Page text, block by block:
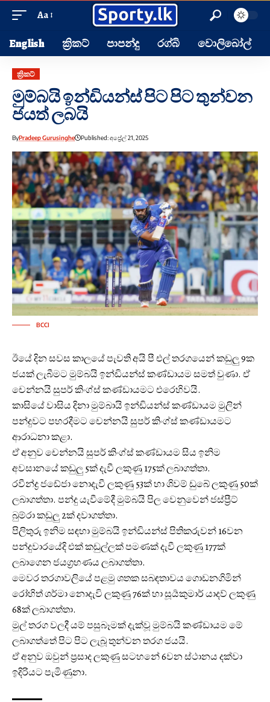
Aa
English ක්‍රිකට් පාපන්දු රග්බි වොලිබෝල්
ක්‍රිකට්
මුම්බයි ඉන්ඩියන්ස් පිට පිට තුන්වන
ජයත් ලබයි
ByPradeep Gurusinghe Published: අප්‍රේල් 21, 2025
BCCI
ඊයේ දින සවස කාලයේ පැවති අයි පී එල් තරගයෙන් කඩුලු 9ක
ජයක් ලැබීමට මුම්බයි ඉන්ඩියන්ස් කණ්ඩායම සමත් වුණා. ඒ
චෙන්නයි සුපර් කිංග්ස් කණ්ඩායමට එරෙහිවයි.
කාසියේ වාසිය දිනා මුම්බායි ඉන්ඩියන්ස් කණ්ඩායම මුලින්
පන්දුවට පහරදීමට චෙන්නයි සුපර් කිංග්ස් කණ්ඩායමට
ආරාධනා කළා.
ඒ අනුව චෙන්නයි සුපර් කිංග්ස් කණ්ඩායම සිය ඉනිම
අවසානයේ කඩුලු 5ක් දැවී ලකුණු 175ක් ලබාගත්තා.
රවීන්ද්‍ර ජඩේජා නොදැවී ලකුණු 53ක් හා ශිවම් ඩුබේ ලකුණු 50ක්
ලබාගත්තා. පන්දු යැවීමේදී මුම්බයි පිල වෙනුවෙන් ජස්ප්‍රීට්
බුම්රා කඩුලු 2ක් දවාගත්තා.
පිලිතුරු ඉනිම සඳහා මුම්බයි ඉන්ඩියන්ස් පිතිකරුවන් 16වන
පන්දුවාරයේදි එක් කඩුල්ලක් පමණක් දැවී ලකුණු 177ක්
ලබාගෙන ජයග්‍රහණය ලබාගත්තා.
මෙවර තරගාවලියේ පළමු ශතක සබඳතාවය ගොඩනගිමින්
රෝහිත් ශර්මා නොදැවි ලකුණු 76ක් හා සූර්‍යකුමාර් යාදව් ලකුණු
68ක් ලබාගත්තා.
මුල් තරග වලදී යම් පසුබෑමක් දැක්වූ මුම්බයි කණ්ඩායම මේ
ලබාගත්තේ පිට පිට ලැබූ තුන්වන තරග ජයයි.
ඒ අනුව ඔවුන් ප්‍රසාද ලකුණු සටහනේ 6වන ස්ථානය දක්වා
ඉදිරියට පැමිණුනා.